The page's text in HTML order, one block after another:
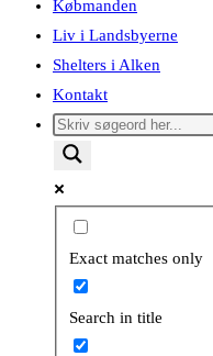
Købmanden
Liv i Landsbyerne
Shelters i Alken
Kontakt
Exact matches only
Search in title